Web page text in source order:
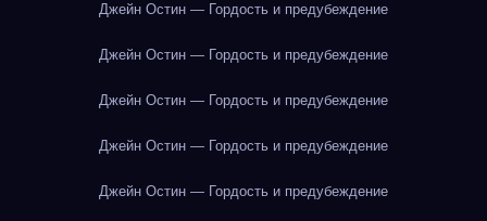
Джейн Остин — Гордость и предубеждение
Джейн Остин — Гордость и предубеждение
Джейн Остин — Гордость и предубеждение
Джейн Остин — Гордость и предубеждение
Джейн Остин — Гордость и предубеждение